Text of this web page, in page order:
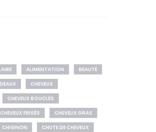
ALIMENTATION
BEAUTÉ
CHEVEUX
CHEVEUX BOUCLÉS
CHEVEUX FRISÉS
CHEVEUX GRAS
CHIGNON
CHUTE DE CHEVEUX